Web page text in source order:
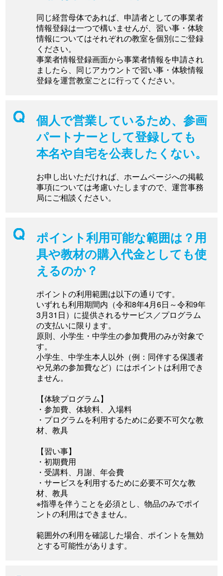
同じ経営母体であれば、申請者としての事業者
情報登録は一つで構いませんが、習い事・体験
情報についてはそれぞれの教室を個別にご登録
ください。
事業者情報登録画面から事業者情報を申請され
ましたら、同じアカウントで習い事・体験情報
登録を運営教室ごとに行ってください。
個人で営業しているため、参画
パートナーとして登録しても
本名や自宅を公表したくない。
お申し出いただければ、ホームページへの掲載
事項については考慮いたしますので、運営事務
局にご相談ください。
ポイント利用可能な範囲は？用
具や教材の購入代金としても使
えるのか？
ポイントの利用範囲は以下の通りです。
いずれも利用期間内（令和8年4月6日～令和9年
3月31日）に提供されるサービス／プログラム
の支払いに限ります。
原則、小学生・中学生の参加費用のみが対象で
す。
小学生、中学生本人以外（例：同伴する保護者
や兄弟の参加費など）にはポイントは利用でき
ません。
【体験プログラム】
・参加費、体験料、入場料
・プログラムを利用するために必要不可欠な教
材、教具
【習い事】
・初期費用
・受講料、月謝、年会費
・サービスを利用するために必要不可欠な教
材、教具
※指導を伴うことを必須とし、物品のみでポイ
ントの利用はできません。
範囲外の利用を確認した場合、ポイントを無効
とする可能性があります。